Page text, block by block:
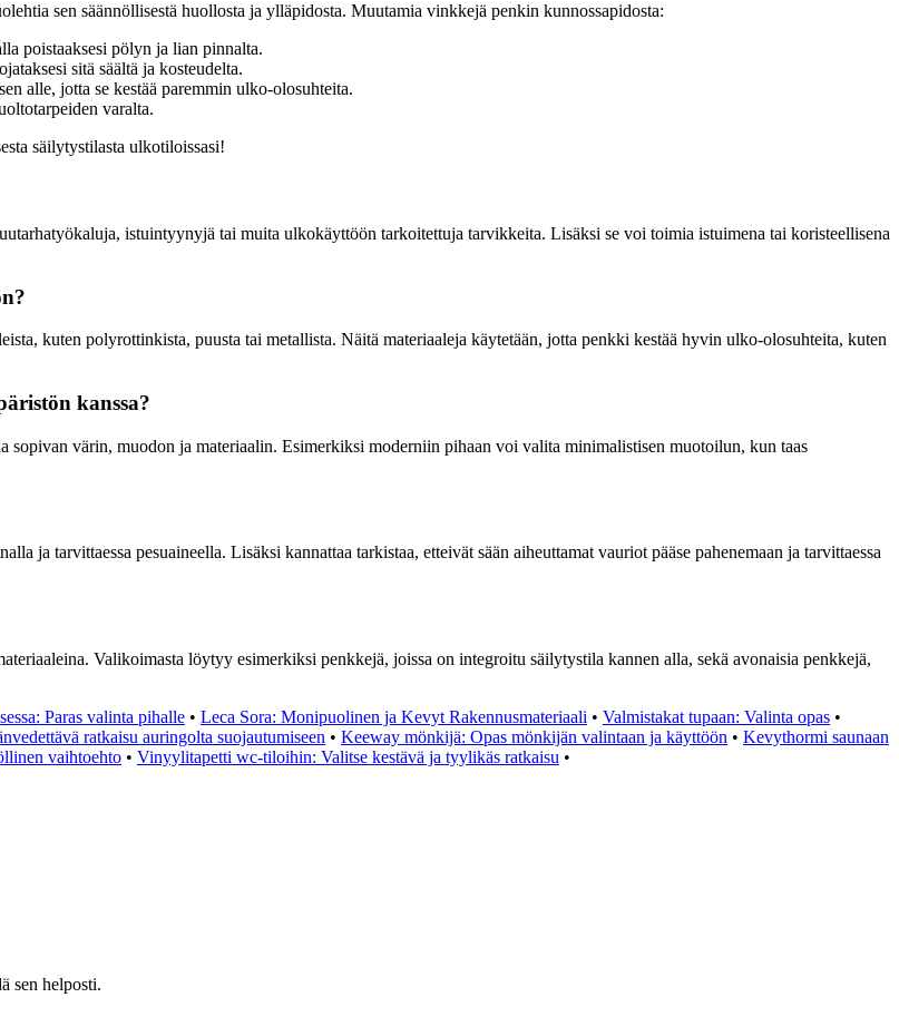
sen säännöllisestä huollosta ja ylläpidosta. Muutamia vinkkejä penkin kunnossapidosta:
poistaaksesi pölyn ja lian pinnalta.
sitä säältä ja kosteudelta.
alle, jotta se kestää paremmin ulko-olosuhteita.
varalta.
säilytystilasta ulkotiloissasi!
istuintyynyjä tai muita ulkokäyttöön tarkoitettuja tarvikkeita. Lisäksi se voi toimia istuimena tai koristeellisena
kuten polyrottinkista, puusta tai metallista. Näitä materiaaleja käytetään, jotta penkki kestää hyvin ulko-olosuhteita, kuten
kanssa?
värin, muodon ja materiaalin. Esimerkiksi moderniin pihaan voi valita minimalistisen muotoilun, kun taas
ja tarvittaessa pesuaineella. Lisäksi kannattaa tarkistaa, etteivät sään aiheuttamat vauriot pääse pahenemaan ja tarvittaessa
Valikoimasta löytyy esimerkiksi penkkejä, joissa on integroitu säilytystila kannen alla, sekä avonaisia penkkejä,
Paras valinta pihalle • Leca Sora: Monipuolinen ja Kevyt Rakennusmateriaali • Valmistakat tupaan: Valinta opas •
ratkaisu auringolta suojautumiseen • Keeway mönkijä: Opas mönkijän valintaan ja käyttöön • Kevythormi saunaan
vaihtoehto • Vinyylitapetti wc-tiloihin: Valitse kestävä ja tyylikäs ratkaisu •
sen helposti.